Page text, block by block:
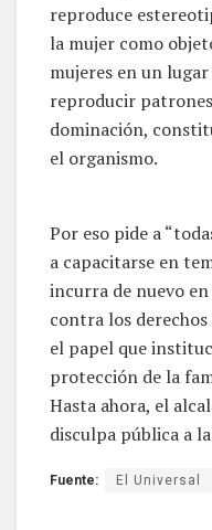
reproduce
la mujer como
mujeres en un
reproducir
dominación,
el organismo.
Por eso pide a
a capacitarse en
incurra de nuevo
contra los
el papel que
protección de la
Hasta ahora, el
disculpa pública a
Fuente: El Universal